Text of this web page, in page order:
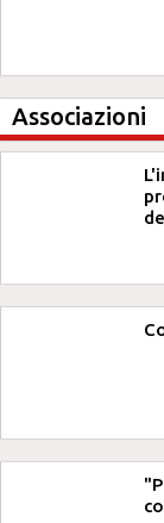
Associazioni